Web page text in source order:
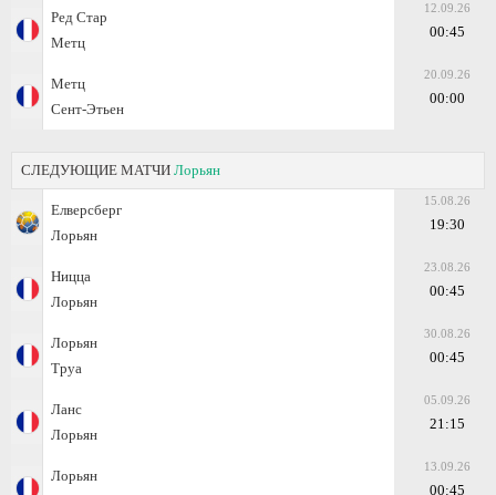
Ред Стар
Метц
12.09.26
00:45
Метц
Сент-Этьен
20.09.26
00:00
СЛЕДУЮЩИЕ МАТЧИ Лорьян
Елверсберг
Лорьян
15.08.26
19:30
Ницца
Лорьян
23.08.26
00:45
Лорьян
Труа
30.08.26
00:45
Ланс
Лорьян
05.09.26
21:15
Лорьян
13.09.26
00:45